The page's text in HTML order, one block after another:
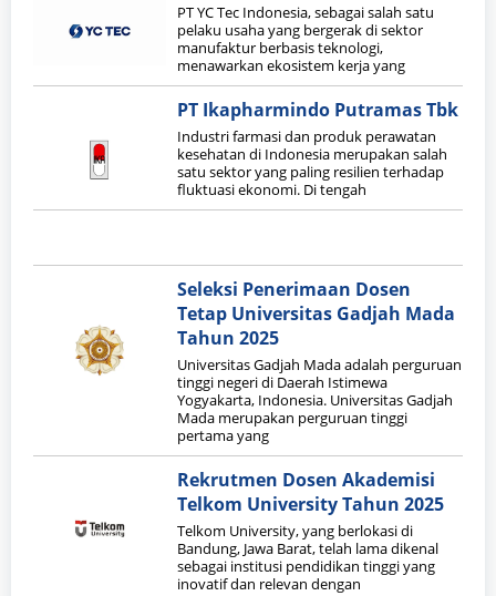
PT YC Tec Indonesia, sebagai salah satu
pelaku usaha yang bergerak di sektor
manufaktur berbasis teknologi,
menawarkan ekosistem kerja yang
PT Ikapharmindo Putramas Tbk
Industri farmasi dan produk perawatan
kesehatan di Indonesia merupakan salah
satu sektor yang paling resilien terhadap
fluktuasi ekonomi. Di tengah
Seleksi Penerimaan Dosen
Tetap Universitas Gadjah Mada
Tahun 2025
Universitas Gadjah Mada adalah perguruan
tinggi negeri di Daerah Istimewa
Yogyakarta, Indonesia. Universitas Gadjah
Mada merupakan perguruan tinggi
pertama yang
Rekrutmen Dosen Akademisi
Telkom University Tahun 2025
Telkom University, yang berlokasi di
Bandung, Jawa Barat, telah lama dikenal
sebagai institusi pendidikan tinggi yang
inovatif dan relevan dengan